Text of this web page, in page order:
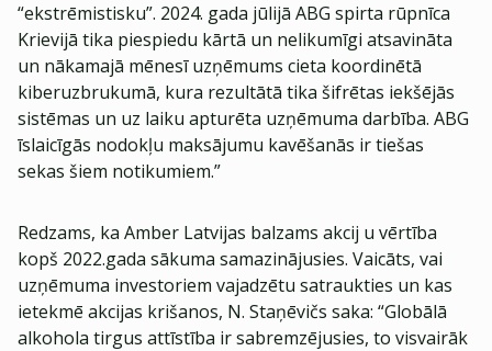
“ekstrēmistisku”. 2024. gada jūlijā ABG spirta rūpnīca
Krievijā tika piespiedu kārtā un nelikumīgi atsavināta
un nākamajā mēnesī uzņēmums cieta koordinētā
kiberuzbrukumā, kura rezultātā tika šifrētas iekšējās
sistēmas un uz laiku apturēta uzņēmuma darbība. ABG
īslaicīgās nodokļu maksājumu kavēšanās ir tiešas
sekas šiem notikumiem.”
Redzams, ka Amber Latvijas balzams akcij u vērtība
kopš 2022.gada sākuma samazinājusies. Vaicāts, vai
uzņēmuma investoriem vajadzētu satraukties un kas
ietekmē akcijas krišanos, N. Staņēvičs saka: “Globālā
alkohola tirgus attīstība ir sabremzējusies, to visvairāk